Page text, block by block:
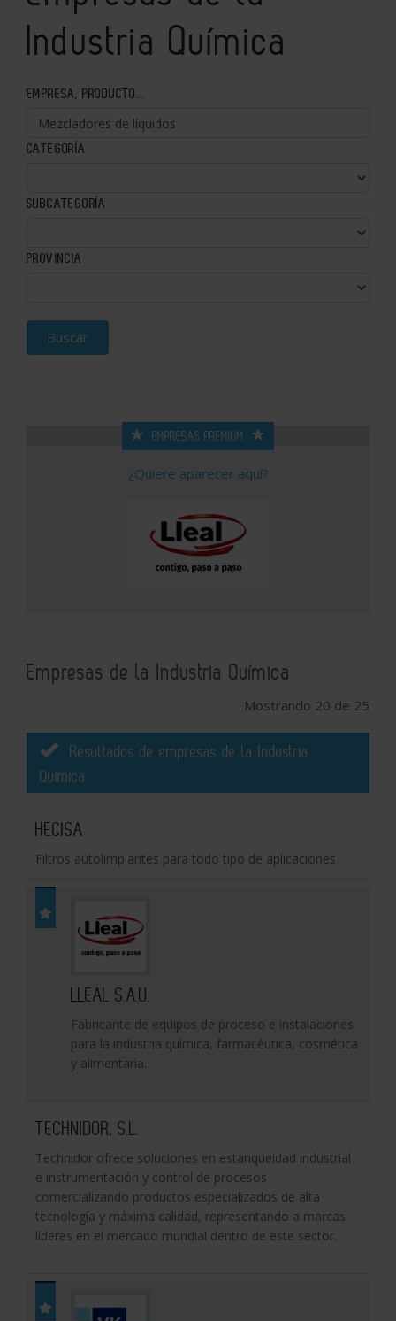
Industria Química
EMPRESA, PRODUCTO...
CATEGORÍA
SUBCATEGORÍA
PROVINCIA
Buscar
EMPRESAS PREMIUM
¿Quiere aparecer aquí?
Empresas de la Industria Química
Mostrando 20 de 25
Resultados de empresas de la Industria
Química :
HECISA
Filtros autolimpiantes para todo tipo de aplicaciones
LLEAL S.A.U.
Fabricante de equipos de proceso e instalaciones
para la industria química, farmacéutica, cosmética
y alimentaria.
TECHNIDOR, S.L.
Technidor ofrece soluciones en estanqueidad industrial
e instrumentación y control de procesos
comercializando productos especializados de alta
tecnología y máxima calidad, representando a marcas
líderes en el mercado mundial dentro de este sector.